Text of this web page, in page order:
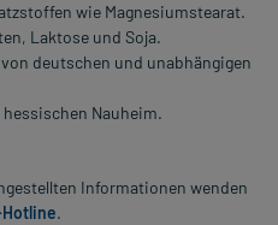
wie Magnesiumstearat.
Laktose und Soja.
deutschen und unabhängigen
Nauheim.
Informationen wenden
.